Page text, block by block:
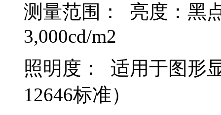
测量范围： 亮度：黑
3,000cd/m2
照明度： 适用于图形
12646标准）